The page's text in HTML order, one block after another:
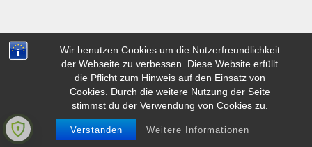
Wir benutzen Cookies um die Nutzerfreundlichkeit
der Webseite zu verbessen. Diese Website erfüllt
die Pflicht zum Hinweis auf den Einsatz von
Cookies. Durch die weitere Nutzung der Seite
stimmst du der Verwendung von Cookies zu.
Verstanden Weitere Informationen